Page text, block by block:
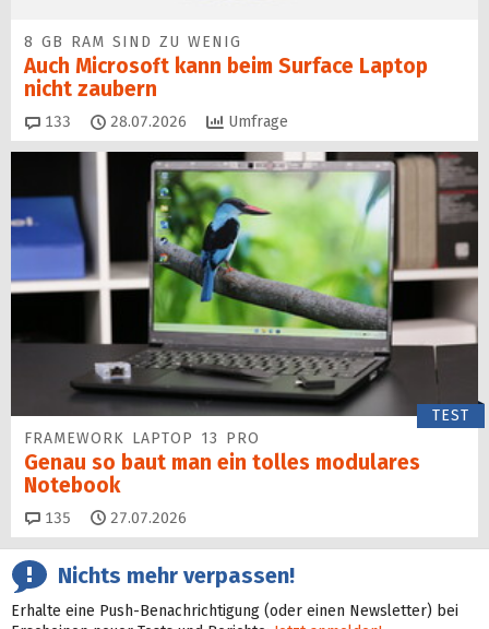
8 GB RAM SIND ZU WENIG
Auch Microsoft kann beim Surface Laptop
nicht zaubern
133 Kommentare
28.07.2026 Umfrage
TEST
FRAMEWORK LAPTOP 13 PRO
Genau so baut man ein tolles modulares
Notebook
135 Kommentare
27.07.2026
Nichts mehr verpassen!
Erhalte eine Push-Benachrichtigung (oder einen Newsletter) bei